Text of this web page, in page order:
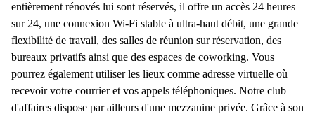
entièrement rénovés lui sont réservés, il offre un accès 24 heures
sur 24, une connexion Wi-Fi stable à ultra-haut débit, une grande
flexibilité de travail, des salles de réunion sur réservation, des
bureaux privatifs ainsi que des espaces de coworking. Vous
pourrez également utiliser les lieux comme adresse virtuelle où
recevoir votre courrier et vos appels téléphoniques. Notre club
d'affaires dispose par ailleurs d'une mezzanine privée. Grâce à son